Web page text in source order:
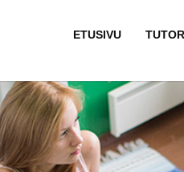
ETUSIVU